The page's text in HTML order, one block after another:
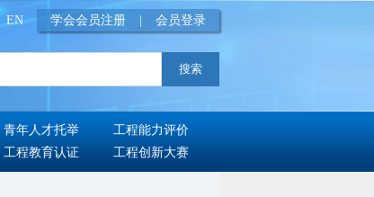
学会会员注册 会员登录
EN
青年人才托举
工程能力评价
工程教育认证 工程创新大赛